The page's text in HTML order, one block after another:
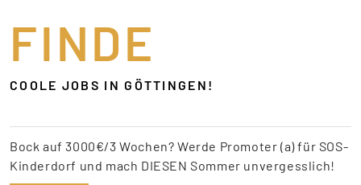
FINDE
COOLE JOBS IN GÖTTINGEN!
Bock auf 3000€/3 Wochen? Werde Promoter (a) für SOS-
Kinderdorf und mach DIESEN Sommer unvergesslich!